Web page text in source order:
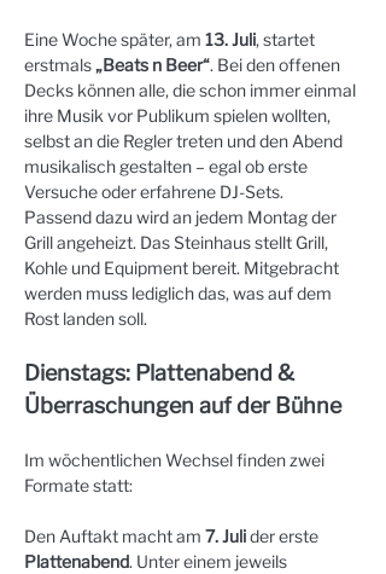
Eine Woche später, am 13. Juli, startet
erstmals „Beats n Beer“. Bei den offenen
Decks können alle, die schon immer einmal
ihre Musik vor Publikum spielen wollten,
selbst an die Regler treten und den Abend
musikalisch gestalten – egal ob erste
Versuche oder erfahrene DJ-Sets.
Passend dazu wird an jedem Montag der
Grill angeheizt. Das Steinhaus stellt Grill,
Kohle und Equipment bereit. Mitgebracht
werden muss lediglich das, was auf dem
Rost landen soll.
Dienstags: Plattenabend &
Überraschungen auf der Bühne
Im wöchentlichen Wechsel finden zwei
Formate statt:
Den Auftakt macht am 7. Juli der erste
Plattenabend. Unter einem jeweils